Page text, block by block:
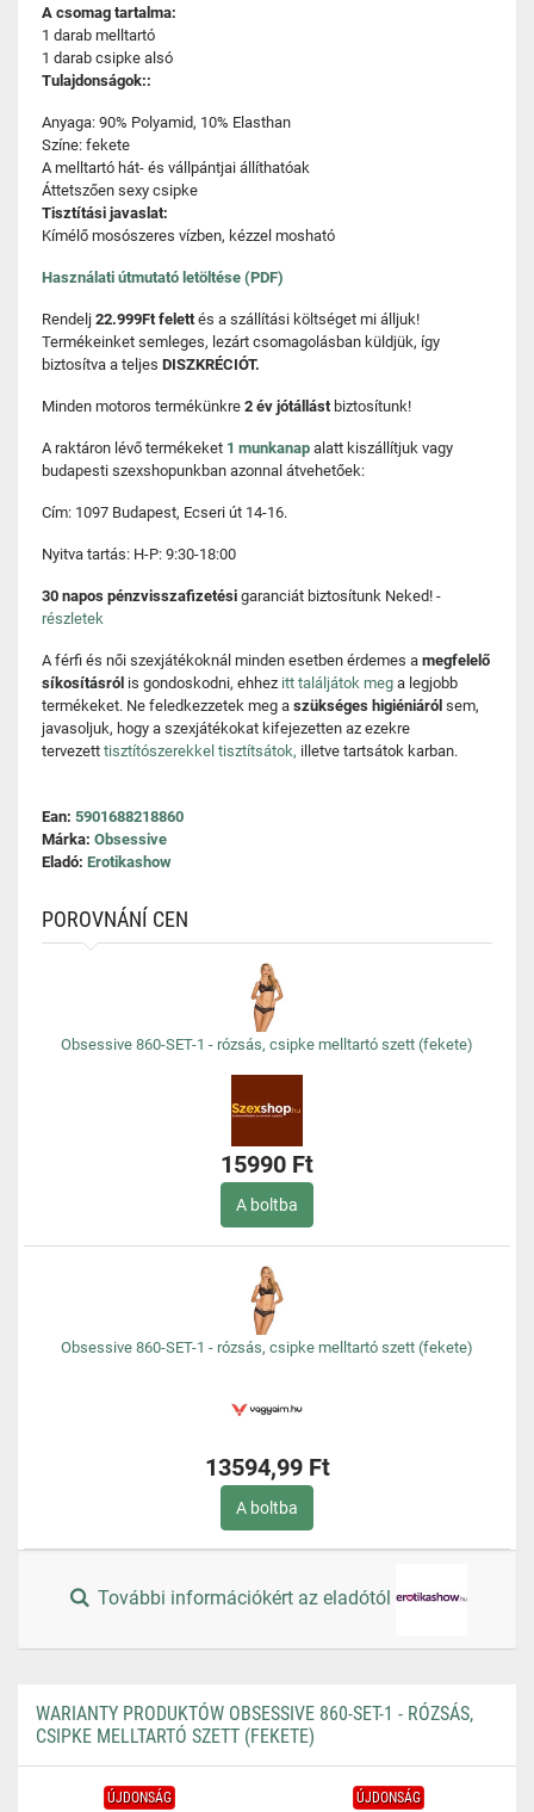
A csomag tartalma:
1 darab melltartó
1 darab csipke alsó
Tulajdonságok::
Anyaga: 90% Polyamid, 10% Elasthan
Színe: fekete
A melltartó hát- és vállpántjai állíthatóak
Áttetszően sexy csipke
Tisztítási javaslat:
Kímélő mosószeres vízben, kézzel mosható
Használati útmutató letöltése (PDF)
Rendelj 22.999Ft felettés a szállítási költséget mi álljuk!
Termékeinket semleges, lezárt csomagolásban küldjük, így
biztosítva a teljes DISZKRÉCIÓT.
Minden motoros termékünkre 2 év jótállást biztosítunk!
A raktáron lévő termékeket 1 munkanap alatt kiszállítjuk vagy
budapesti szexshopunkban azonnal átvehetőek:
Cím: 1097 Budapest, Ecseri út 14-16.
Nyitva tartás: H-P: 9:30-18:00
30 napos pénzvisszafizetési garanciát biztosítunk Neked! -
részletek
A férfi és női szexjátékoknál minden esetben érdemes a megfelelő
síkosításról is gondoskodni, ehhez itt találjátok meg a legjobb
termékeket. Ne feledkezzetek meg a szükséges higiéniáról sem,
javasoljuk, hogy a szexjátékokat kifejezetten az ezekre
tervezett tisztítószerekkel tisztítsátok, illetve tartsátok karban.
Ean: 5901688218860
Márka: Obsessive
Eladó: Erotikashow
POROVNÁNÍ CEN
Obsessive 860-SET-1 - rózsás, csipke melltartó szett (fekete)
15990 Ft
A boltba
Obsessive 860-SET-1 - rózsás, csipke melltartó szett (fekete)
13594,99 Ft
A boltba
További információkért az eladótól
WARIANTY PRODUKTÓW OBSESSIVE 860-SET-1 - RÓZSÁS,
CSIPKE MELLTARTÓ SZETT (FEKETE)
ÚJDONSÁG ÚJDONSÁG